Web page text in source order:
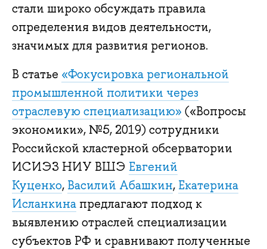
стали широко обсуждать правила
определения видов деятельности,
значимых для развития регионов.
В статье «Фокусировка региональной
промышленной политики через
отраслевую специализацию» («Вопросы
экономики», №5, 2019) сотрудники
Российской кластерной обсерватории
ИСИЭЗ НИУ ВШЭ Евгений
Куценко, Василий Абашкин, Екатерина
Исланкина предлагают подход к
выявлению отраслей специализации
субъектов РФ и сравнивают полученные